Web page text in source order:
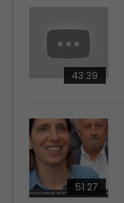
43:39
51:27